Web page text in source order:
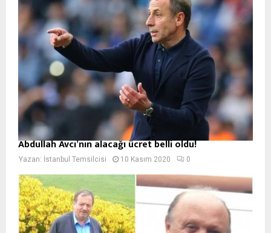
Abdullah Avcı’nın alacağı ücret belli oldu!
Yazan: İstanbul Temsilcisi 10 Kasım 2020 0